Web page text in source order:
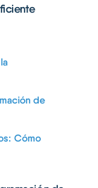
de
Cómo